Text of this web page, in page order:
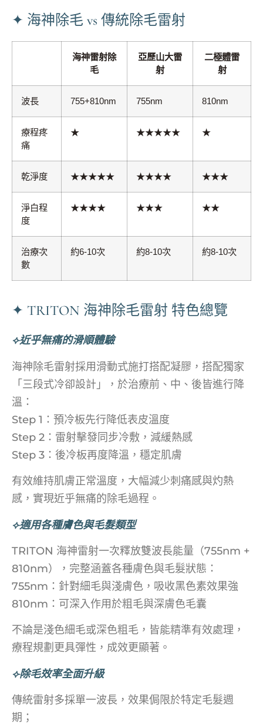
✦ 海神除毛 vs 傳統除毛雷射
海神雷射除
毛
亞歷山大雷
射
二極體雷
射
波長 755+810nm 755nm 810nm
療程疼
痛
★ ★★★★★ ★
乾淨度 ★★★★★ ★★★★ ★★★
淨白程
度
★★★★ ★★★ ★★
治療次
數
約6-10次 約8-10次 約8-10次
✦ TRITON 海神除毛雷射 特色總覽
⟣近乎無痛的滑順體驗
海神除毛雷射採用滑動式施打搭配凝膠，搭配獨家
「三段式冷卻設計」，於治療前、中、後皆進行降
溫：
Step 1：預冷板先行降低表皮溫度
Step 2：雷射擊發同步冷敷，減緩熱感
Step 3：後冷板再度降溫，穩定肌膚
有效維持肌膚正常溫度，大幅減少刺痛感與灼熱
感，實現近乎無痛的除毛過程。
⟣適用各種膚色與毛髮類型
TRITON 海神雷射一次釋放雙波長能量（755nm +
810nm），完整涵蓋各種膚色與毛髮狀態：
755nm：針對細毛與淺膚色，吸收黑色素效果強
810nm：可深入作用於粗毛與深膚色毛囊
不論是淺色細毛或深色粗毛，皆能精準有效處理，
療程規劃更具彈性，成效更顯著。
⟣除毛效率全面升級
傳統雷射多採單一波長，效果侷限於特定毛髮週
期；